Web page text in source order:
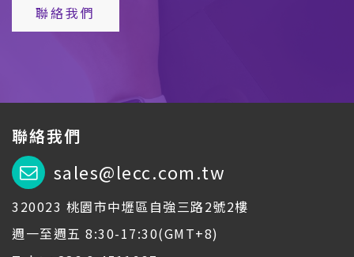
聯絡我們
聯絡我們
sales@lecc.com.tw
320023 桃園市中壢區自強三路2號2樓
週一至週五 8:30-17:30(GMT+8)